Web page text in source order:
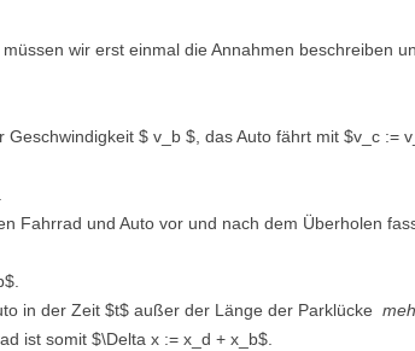
wir erst einmal die Annahmen beschreiben
$ v_b $, das Auto fährt mit $v_c :=
Fahrrad und Auto vor und nach dem Überholen
in der Zeit $t$ außer der Länge der Parklücke
ist somit $\Delta x := x_d + x_b$.